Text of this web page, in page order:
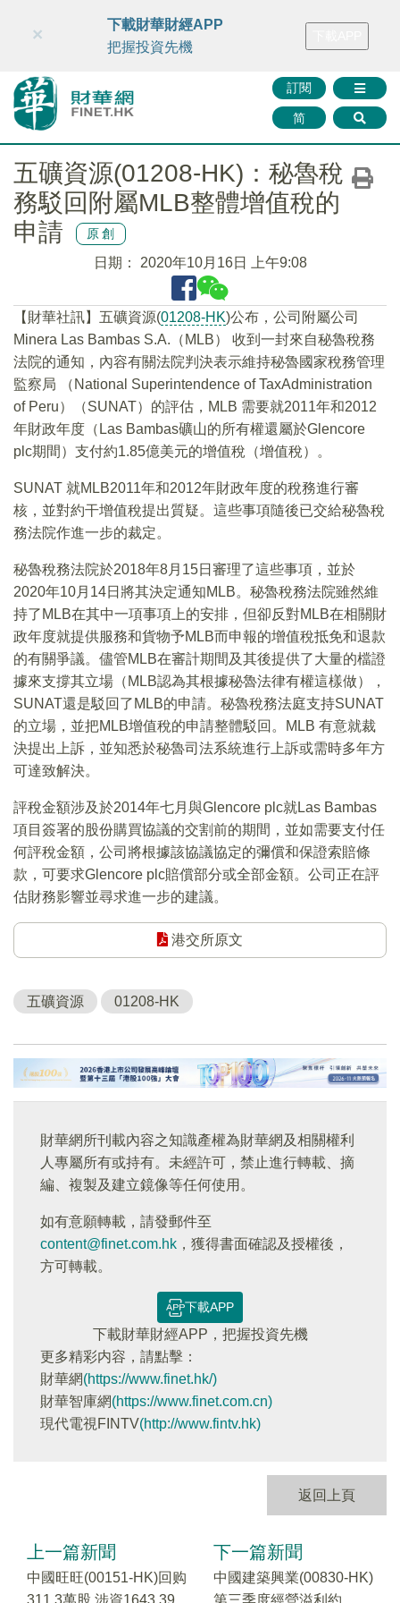
財華智庫網 FINTV FINMETA 財華證券 媒體矩陣
訂閱
简
×
下載財華財經APP
把握投資先機
五礦資源(01208-HK)：秘魯稅
務駁回附屬MLB整體增值稅的
申請
原創
日期： 2020年10月16日 上午9:08
【財華社訊】五礦資源(01208-HK)公布，公司附屬公司
Minera Las Bambas S.A.（MLB） 收到一封來自秘魯稅務
法院的通知，內容有關法院判決表示維持秘魯國家稅務管理
監察局 （National Superintendence of TaxAdministration
of Peru）（SUNAT）的評估，MLB 需要就2011年和2012
年財政年度（Las Bambas礦山的所有權還屬於Glencore
plc期間）支付約1.85億美元的增值稅（增值稅）。
SUNAT 就MLB2011年和2012年財政年度的稅務進行審
核，並對約干增值稅提出質疑。這些事項隨後已交給秘魯稅
務法院作進一步的裁定。
秘魯稅務法院於2018年8月15日審理了這些事項，並於
2020年10月14日將其決定通知MLB。秘魯稅務法院雖然維
持了MLB在其中一項事項上的安排，但卻反對MLB在相關財
政年度就提供服務和貨物予MLB而申報的增值稅抵免和退款
的有關爭議。儘管MLB在審計期間及其後提供了大量的檔證
據來支撐其立場（MLB認為其根據秘魯法律有權這樣做），
SUNAT還是駁回了MLB的申請。秘魯稅務法庭支持SUNAT
的立場，並把MLB增值稅的申請整體駁回。MLB 有意就裁
決提出上訴，並知悉於秘魯司法系統進行上訴或需時多年方
可達致解決。
評稅金額涉及於2014年七月與Glencore plc就Las Bambas
項目簽署的股份購買協議的交割前的期間，並如需要支付任
何評稅金額，公司將根據該協議協定的彌償和保證索賠條
款，可要求Glencore plc賠償部分或全部金額。公司正在評
估財務影響並尋求進一步的建議。
港交所原文
五礦資源 01208-HK
財華網所刊載內容之知識產權為財華網及相關權利
人專屬所有或持有。未經許可，禁止進行轉載、摘
編、複製及建立鏡像等任何使用。
如有意願轉載，請發郵件至
content@finet.com.hk ，獲得書面確認及授權後，
方可轉載。
下載APP
下載財華財經APP，把握投資先機
更多精彩内容，請點擊：
財華網(https://www.finet.hk/)
財華智庫網(https://www.finet.com.cn)
現代電視FINTV(http://www.fintv.hk)
返回上頁
上一篇新聞
中國旺旺(00151-HK)回购
311.3萬股 涉資1643.39
下一篇新聞
中國建築興業(00830-HK)
第三季度經營溢利約